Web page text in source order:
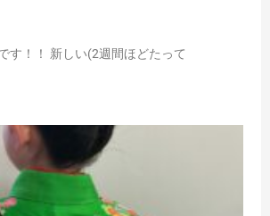
す！！ 新しい(2週間ほどたって